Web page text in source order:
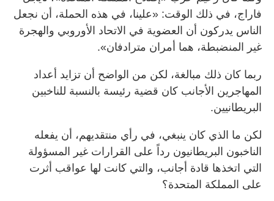
فاراج، في ذلك الوقت: «علينا، في هذه الحملة، أن نجعل
الناس يدركون أن العضوية في الاتحاد الأوروبي والهجرة
غير المنضبطة، هما أمران مترادفان».
ربما كان ذلك مبالغة، لكن من الواضح أن تزايد أعداد
المهاجرين الأجانب كان قضية رئيسة بالنسبة للناخبين
البريطانيين.
لكن ما الذي كان ينبغي، في رأي منتقديهم، أن يفعله
الناخبون البريطانيون رداً على القرارات غير المسؤولة
التي اتخذها قادة أجانب، والتي كانت لها عواقب أثرت
على المملكة المتحدة؟